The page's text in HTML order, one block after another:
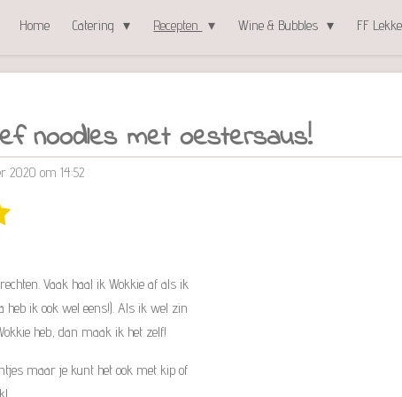
Home Catering Recepten Wine & Bubbles FF
noodles met oestersaus!
2020 om 14:52
S
e
n
Vaak haal ik Wokkie af als ik
heb ik ook wel eens!). Als ik wel zin
heb, dan maak ik het zelf!
maar je kunt het ook met kip of